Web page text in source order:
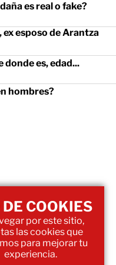
es real o fake?
ex esposo de Arantza
donde es, edad...
hombres?
DE COOKIES
por este sitio,
las cookies que
para mejorar tu
experiencia.